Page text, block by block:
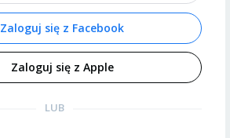
Zaloguj się z Facebook
Zaloguj się z Apple
LUB